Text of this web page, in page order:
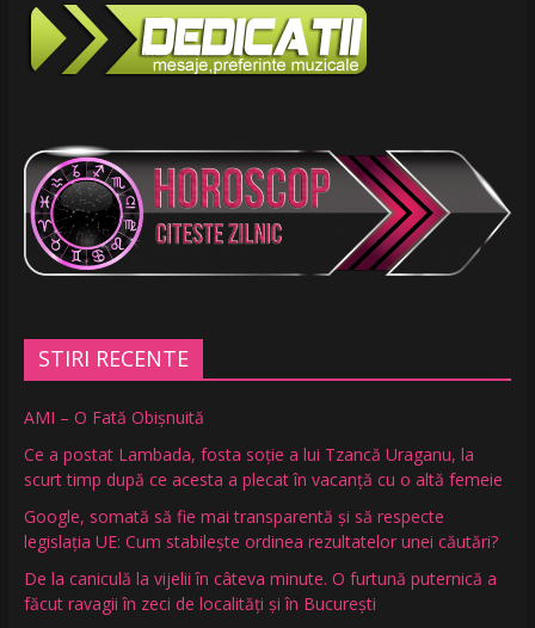
STIRI RECENTE
AMI – O Fată Obişnuită
Ce a postat Lambada, fosta soție a lui Tzancă Uraganu, la
scurt timp după ce acesta a plecat în vacanță cu o altă femeie
Google, somată să fie mai transparentă și să respecte
legislația UE: Cum stabilește ordinea rezultatelor unei căutări?
De la caniculă la vijelii în câteva minute. O furtună puternică a
făcut ravagii în zeci de localități și în București